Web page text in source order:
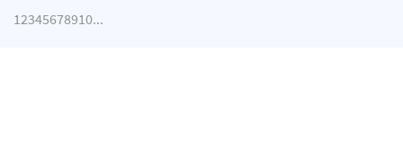
12345678910...